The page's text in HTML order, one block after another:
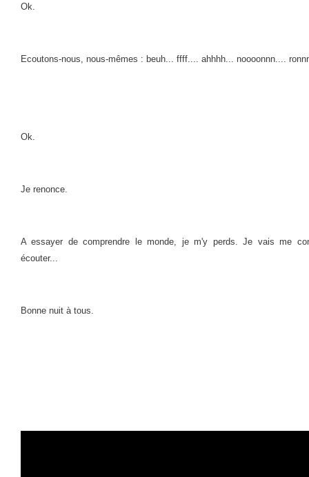
Ok.
Ecoutons-nous, nous-mêmes : beuh... ffff.... ahhhh... noooonnn....
Ok.
Je renonce.
A essayer de comprendre le monde, je m'y perds. Je vais me
écouter...
Bonne nuit à tous.